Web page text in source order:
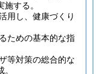
する。
用し、健康づくり
ための基本的な指
等対策の総合的な